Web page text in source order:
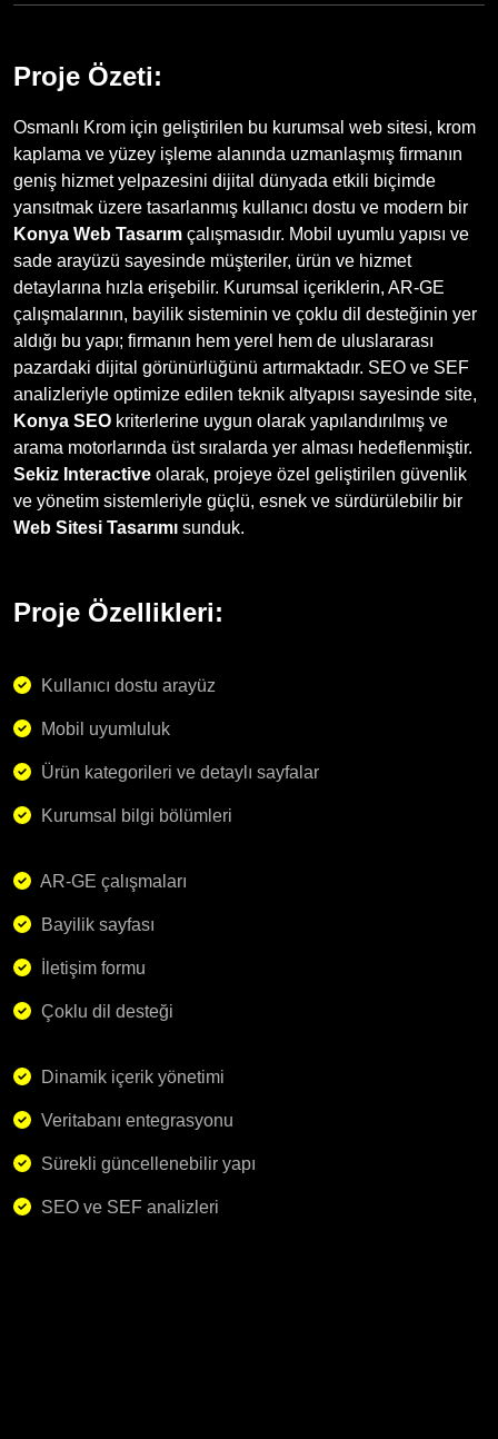
Proje Özeti:
Osmanlı Krom için geliştirilen bu kurumsal web sitesi, krom
kaplama ve yüzey işleme alanında uzmanlaşmış firmanın
geniş hizmet yelpazesini dijital dünyada etkili biçimde
yansıtmak üzere tasarlanmış kullanıcı dostu ve modern bir
Konya Web Tasarım çalışmasıdır. Mobil uyumlu yapısı ve
sade arayüzü sayesinde müşteriler, ürün ve hizmet
detaylarına hızla erişebilir. Kurumsal içeriklerin, AR-GE
çalışmalarının, bayilik sisteminin ve çoklu dil desteğinin yer
aldığı bu yapı; firmanın hem yerel hem de uluslararası
pazardaki dijital görünürlüğünü artırmaktadır. SEO ve SEF
analizleriyle optimize edilen teknik altyapısı sayesinde site,
Konya SEO kriterlerine uygun olarak yapılandırılmış ve
arama motorlarında üst sıralarda yer alması hedeflenmiştir.
Sekiz Interactive olarak, projeye özel geliştirilen güvenlik
ve yönetim sistemleriyle güçlü, esnek ve sürdürülebilir bir
Web Sitesi Tasarımı sunduk​.
Proje Özellikleri:
Kullanıcı dostu arayüz
Mobil uyumluluk
Ürün kategorileri ve detaylı sayfalar
Kurumsal bilgi bölümleri
AR-GE çalışmaları
Bayilik sayfası
İletişim formu
Çoklu dil desteği
Dinamik içerik yönetimi
Veritabanı entegrasyonu
Sürekli güncellenebilir yapı
SEO ve SEF analizleri